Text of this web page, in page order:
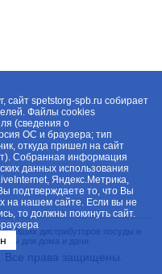
дистрибуторов посуды и
для дома и дачи.
права защищены.
сайт spetstorg-spb.ru собирает
Файлы cookies
(сведения о
ОС и браузера; тип
откуда пришел на сайт
Собранная информация
данных использования
Яндекс.Метрика,
подтверждаете то, что Вы
на нашем сайте. Если вы не
то должны покинуть сайт.